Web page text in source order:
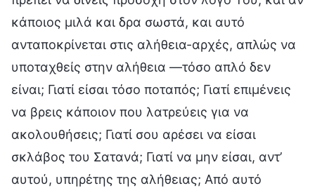
κάποιος μιλά και δρα σωστά, και αυτό
ανταποκρίνεται στις αλήθεια-αρχές, απλώς να
υποταχθείς στην αλήθεια —τόσο απλό δεν
είναι; Γιατί είσαι τόσο ποταπός; Γιατί επιμένεις
να βρεις κάποιον που λατρεύεις για να
ακολουθήσεις; Γιατί σου αρέσει να είσαι
σκλάβος του Σατανά; Γιατί να μην είσαι, αντ’
αυτού, υπηρέτης της αλήθειας; Από αυτό